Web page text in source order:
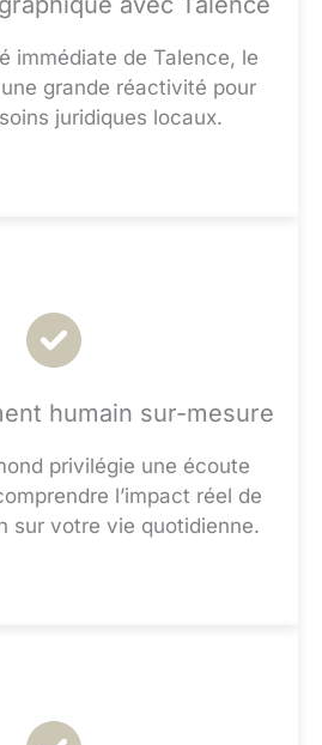
immédiate de Talence, le
grande réactivité pour
juridiques locaux.
humain sur-mesure
privilégie une écoute
l’impact réel de
sur votre vie quotidienne.